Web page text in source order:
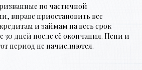
по частичной
вправе приостановить все
и займам на весь срок
30 дней после её окончания. Пени и
период не начисляются.